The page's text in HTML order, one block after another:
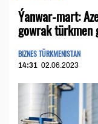
Ýanwar-mart:
gowrak türkmen
BIZNES TÜRKMENISTAN
14:31 02.06.2023